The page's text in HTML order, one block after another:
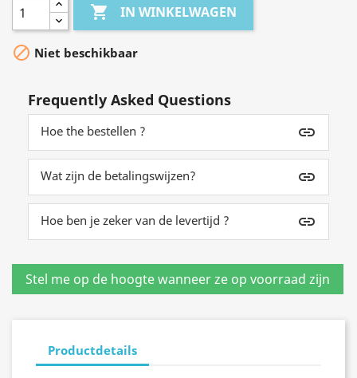
 IN WINKELWAGEN
 Niet beschikbaar
Frequently Asked Questions
Hoe the bestellen ? insert_link
Wat zijn de betalingswijzen? insert_link
Hoe ben je zeker van de levertijd ? insert_link
Productdetails